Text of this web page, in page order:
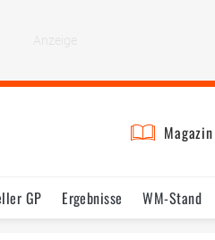
Magazin
GP Ergebnisse WM-Stand